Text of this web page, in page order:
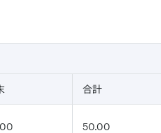
合計
50.00